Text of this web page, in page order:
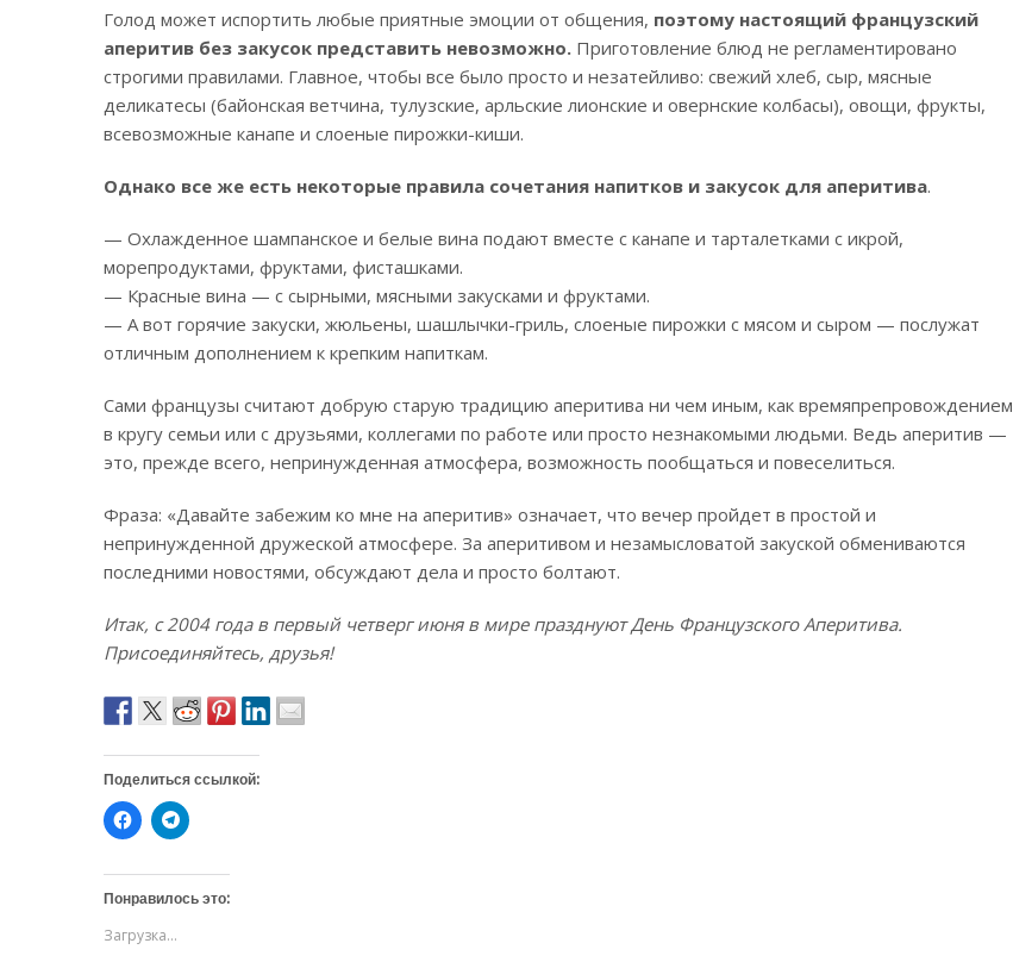
Голод может испортить любые приятные эмоции от общения, поэтому настоящий французский
аперитив без закусок представить невозможно. Приготовление блюд не регламентировано
строгими правилами. Главное, чтобы все было просто и незатейливо: свежий хлеб, сыр, мясные
деликатесы (байонская ветчина, тулузские, арльские лионские и овернские колбасы), овощи, фрукты,
всевозможные канапе и слоеные пирожки-киши.
Однако все же есть некоторые правила сочетания напитков и закусок для аперитива.
— Охлажденное шампанское и белые вина подают вместе с канапе и тарталетками с икрой,
морепродуктами, фруктами, фисташками.
— Красные вина — с сырными, мясными закусками и фруктами.
— А вот горячие закуски, жюльены, шашлычки-гриль, слоеные пирожки с мясом и сыром — послужат
отличным дополнением к крепким напиткам.
Сами французы считают добрую старую традицию аперитива ни чем иным, как времяпрепровождением
в кругу семьи или с друзьями, коллегами по работе или просто незнакомыми людьми. Ведь аперитив —
это, прежде всего, непринужденная атмосфера, возможность пообщаться и повеселиться.
Фраза: «Давайте забежим ко мне на аперитив» означает, что вечер пройдет в простой и
непринужденной дружеской атмосфере. За аперитивом и незамысловатой закуской обмениваются
последними новостями, обсуждают дела и просто болтают.
Итак, с 2004 года в первый четверг июня в мире празднуют День Французского Аперитива.
Присоединяйтесь, друзья!
Поделиться ссылкой:
Н
а
и
т
е
ч
Н
а
и
т
е
Понравилось это:
Загрузка...